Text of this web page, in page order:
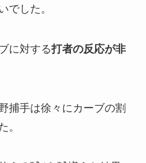
でした。
に対する打者の反応が非
捕手は徐々にカーブの割
。